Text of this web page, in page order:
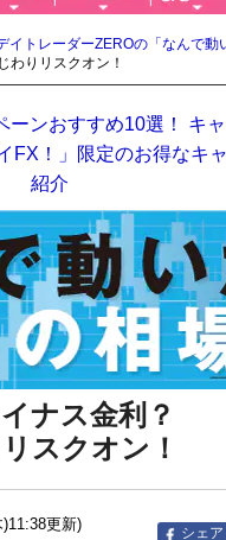
イトレーダーZEROの「なんで動
わりリスクオン！
ーンおすすめ10選！ キ
FX！」限定のお得なキ
紹介
ナス金利？
スクオン！
更新)
シェア